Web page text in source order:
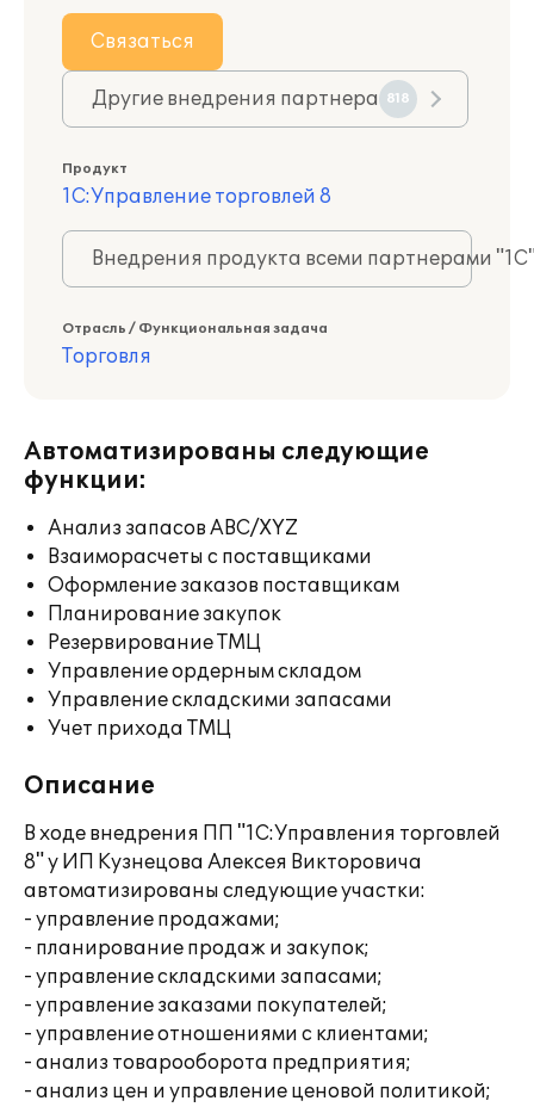
Связаться
Другие внедрения партнера 818
Продукт
1С:Управление торговлей 8
Внедрения продукта всеми партнерами
Отрасль / Функциональная задача
Торговля
Автоматизированы следующие
функции:
Анализ запасов ABC/XYZ
Взаиморасчеты с поставщиками
Оформление заказов поставщикам
Планирование закупок
Резервирование ТМЦ
Управление ордерным складом
Управление складскими запасами
Учет прихода ТМЦ
Описание
В ходе внедрения ПП "1С:Управления торговлей
8" у ИП Кузнецова Алексея Викторовича
автоматизированы следующие участки:
- управление продажами;
- планирование продаж и закупок;
- управление складскими запасами;
- управление заказами покупателей;
- управление отношениями с клиентами;
- анализ товарооборота предприятия;
- анализ цен и управление ценовой политикой;